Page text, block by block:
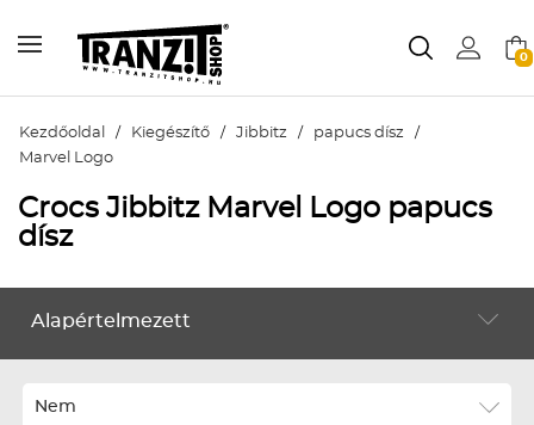
0
Kezdőoldal / Kiegészítő / Jibbitz / papucs dísz /
Marvel Logo
Crocs Jibbitz Marvel Logo papucs
dísz
KIEGÉSZÍTŐ
Alapértelmezett
Alapértelmezett
Legújabbak
Nem